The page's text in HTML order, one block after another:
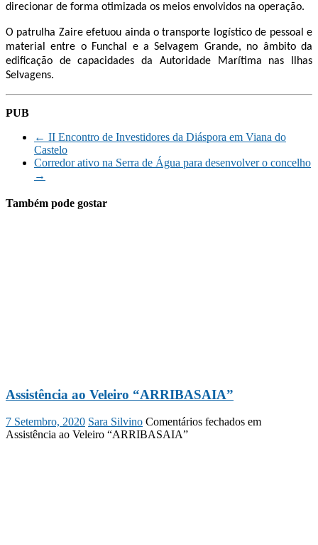
direcionar de forma otimizada os meios envolvidos na operação.
O patrulha Zaire efetuou ainda o transporte logístico de pessoal e
material entre o Funchal e a Selvagem Grande, no âmbito da
edificação de capacidades da Autoridade Marítima nas Ilhas
Selvagens.
PUB
← II Encontro de Investidores da Diáspora em Viana do
Castelo
Corredor ativo na Serra de Água para desenvolver o concelho
→
Também pode gostar
Assistência ao Veleiro “ARRIBASAIA”
7 Setembro, 2020 Sara Silvino Comentários fechados em
Assistência ao Veleiro “ARRIBASAIA”